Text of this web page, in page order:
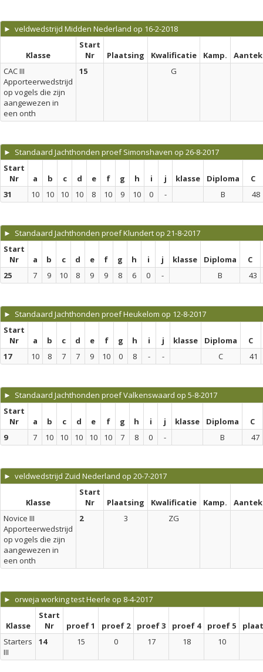
► veldwedstrijd Midden Nederland op 16-2-2018
Klasse
Start
Nr
Plaatsing Kwalificatie Kamp.
CAC III
Apporteerwedstrijd
op vogels die zijn
aangewezen in
een onth
15 G
► Standaard Jachthonden proef Simonshaven op 26-8-2017
Start
Nr
a b c d e f g h i j klasse Diploma
C
31
10 10 10 10 8 10 9 10 0 - B 48
► Standaard Jachthonden proef Klundert op 21-8-2017
Start
Nr
a b c d e f g h i j klasse Diploma
C
25
7 9 10 8 9 9 8 6 0 - B 43
► Standaard Jachthonden proef Heukelom op 12-8-2017
Start
Nr
a b c d e f g h i j klasse Diploma
C
17
10 8 7 7 9 10 0 8 - - C 41
► Standaard Jachthonden proef Valkenswaard op 5-8-2017
Start
Nr
a b c d e f g h i j klasse Diploma
C
9
7 10 10 10 10 10 7 8 0 - B 47
► veldwedstrijd Zuid Nederland op 20-7-2017
Klasse
Start
Nr
Plaatsing Kwalificatie Kamp.
Novice III
Apporteerwedstrijd
op vogels die zijn
aangewezen in
een onth
2 3 ZG
► orweja working test Heerle op 8-4-2017
Klasse
Start
Nr
proef 1 proef 2 proef 3 proef 4 proef 5
Starters
III
14 15 0 17 18 10